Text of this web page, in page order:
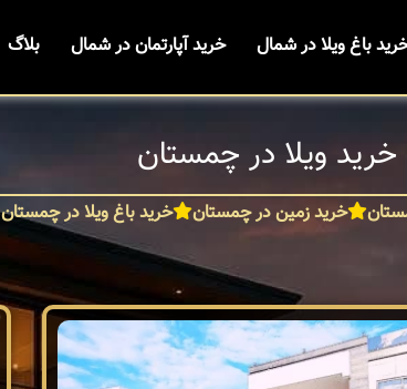
باغ ویلا در شمال خرید آپارتمان در شمال بلاگ
خرید ویلا در چمستان
خرید زمین در چمستان
خرید باغ ویلا در چمستان